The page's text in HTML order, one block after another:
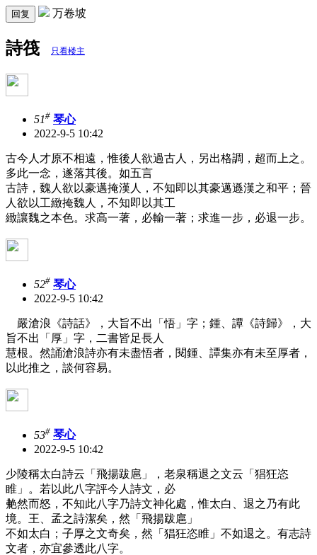
回复 万卷坡
詩筏 只看楼主
51# 琴心
2022-9-5 10:42
古今人才原不相遠，惟後人欲過古人，另出格調，超而上之。
多此一念，遂落其後。如五言
古詩，魏人欲以豪邁掩漢人，不知即以其豪邁遜漢之和平；晉
人欲以工緻掩魏人，不知即以其工
緻讓魏之本色。求高一著，必輸一著；求進一步，必退一步。
52# 琴心
2022-9-5 10:42
嚴滄浪《詩話》，大旨不出「悟」字；鍾、譚《詩歸》，大
旨不出「厚」字，二書皆足長人
慧根。然誦滄浪詩亦有未盡悟者，閱鍾、譚集亦有未至厚者，
以此推之，談何容易。
53# 琴心
2022-9-5 10:42
少陵稱太白詩云「飛揚跋扈」，老泉稱退之文云「猖狂恣
睢」。若以此八字評今人詩文，必
艴然而怒，不知此八字乃詩文神化處，惟太白、退之乃有此
境。王、孟之詩潔矣，然「飛揚跋扈」
不如太白；子厚之文奇矣，然「猖狂恣睢」不如退之。有志詩
文者，亦宜參透此八字。